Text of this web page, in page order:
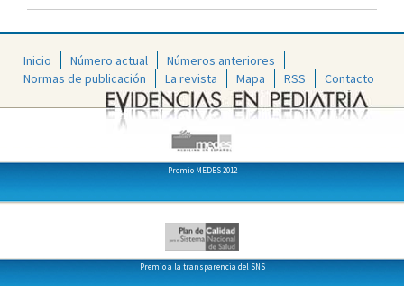
Inicio Número actual
Números anteriores
Normas de publicación
La revista Mapa RSS Contacto
Premio MEDES 2012
Premio a la transparencia del SNS